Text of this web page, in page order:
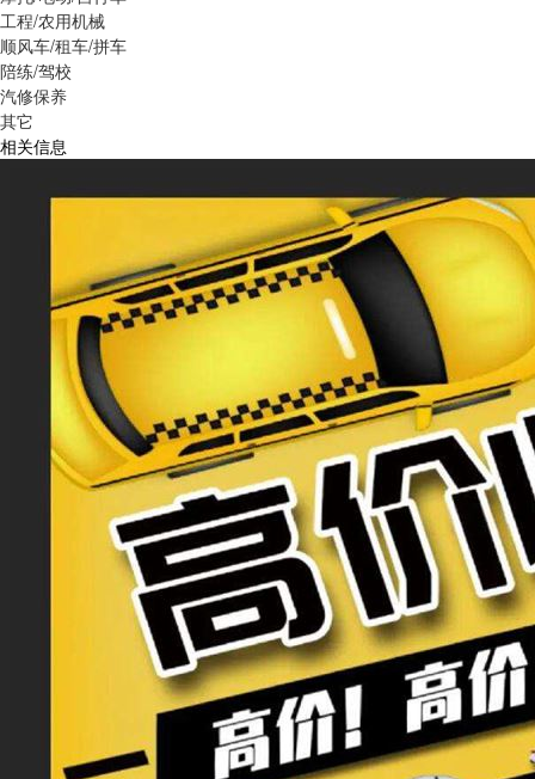
工程/农用机械
顺风车/租车/拼车
陪练/驾校
汽修保养
其它
相关信息